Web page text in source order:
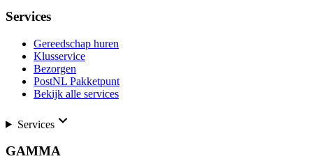
Services
Gereedschap huren
Klusservice
Bezorgen
PostNL Pakketpunt
Bekijk alle services
Services
GAMMA